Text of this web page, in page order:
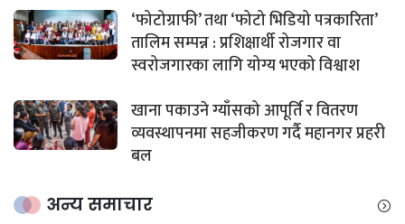
‘फोटोग्राफी’ तथा ‘फोटो भिडियो पत्रकारिता’
तालिम सम्पन्न : प्रशिक्षार्थी रोजगार वा
स्वरोजगारका लागि योग्य भएको विश्वाश
खाना पकाउने ग्याँसको आपूर्ति र वितरण
व्यवस्थापनमा सहजीकरण गर्दै महानगर प्रहरी
बल
अन्य समाचार